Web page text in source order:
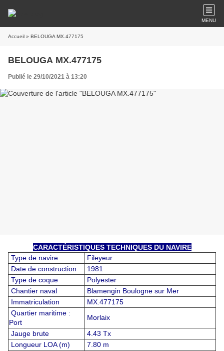
MENU
Accueil » BELOUGA MX.477175
BELOUGA MX.477175
Publié le 29/10/2021 à 13:20
CARACTÉRISTIQUES TECHNIQUES DU NAVIRE
Type de navire
Fileyeur
Date de construction
1981
Type de coque
Polyester
Chantier naval
Blamengin Boulogne sur Mer
Immatriculation
MX.477175
Quartier maritime :
Port
Morlaix
Jauge brute
4.43 Tx
Longueur LOA (m)
7.80 m